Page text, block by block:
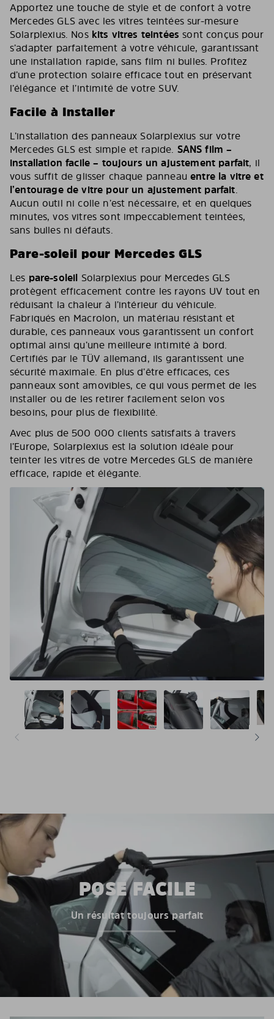
Apportez une touche de style et de confort à votre
Mercedes GLS avec les vitres teintées sur-mesure
Solarplexius. Nos kits vitres teintées sont conçus pour
s’adapter parfaitement à votre véhicule, garantissant
une installation rapide, sans film ni bulles. Profitez
d’une protection solaire efficace tout en préservant
l’élégance et l’intimité de votre SUV.
Facile à Installer
L’installation des panneaux Solarplexius sur votre
Mercedes GLS est simple et rapide. SANS film –
installation facile – toujours un ajustement parfait, il
vous suffit de glisser chaque panneauentre la vitre et
l’entourage de vitre pour un ajustement parfait.
Aucun outil ni colle n’est nécessaire, et en quelques
minutes, vos vitres sont impeccablement teintées,
sans bulles ni défauts.
Pare-soleil pour Mercedes GLS
Les pare-soleil Solarplexius pour Mercedes GLS
protègent efficacement contre les rayons UV tout en
réduisant la chaleur à l’intérieur du véhicule.
Fabriqués en Macrolon, un matériau résistant et
durable, ces panneaux vous garantissent un confort
optimal ainsi qu’une meilleure intimité à bord.
Certifiés par le TÜV allemand, ils garantissent une
sécurité maximale. En plus d’être efficaces, ces
panneaux sont amovibles, ce qui vous permet de les
installer ou de les retirer facilement selon vos
besoins, pour plus de flexibilité.
Avec plus de 500 000 clients satisfaits à travers
l’Europe, Solarplexius est la solution idéale pour
teinter les vitres de votre Mercedes GLS de manière
efficace, rapide et élégante.
POSE FACILE
Un résultat toujours parfait